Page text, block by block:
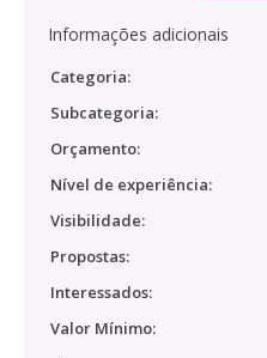
Informações adicionais
Categoria:
Subcategoria:
Orçamento:
Nível de experiência:
Visibilidade:
Propostas:
Interessados:
Valor Mínimo: